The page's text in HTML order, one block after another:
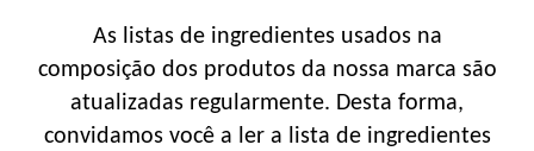
As listas de ingredientes usados na
composição dos produtos da nossa marca são
atualizadas regularmente. Desta forma,
convidamos você a ler a lista de ingredientes